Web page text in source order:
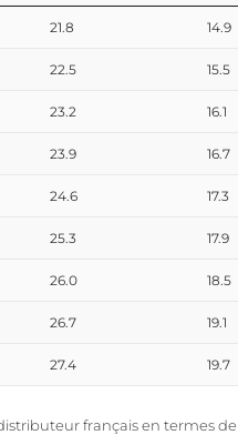
21.8 14.9
22.5 15.5
23.2 16.1
23.9 16.7
24.6 17.3
25.3 17.9
26.0 18.5
26.7 19.1
27.4 19.7
français en termes